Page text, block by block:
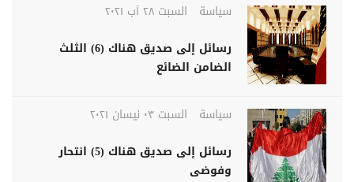
سياسة
السبت ٢٨ آب ٢٠٢١
رسائل إلى صديق هناك (6) الثلث
الضامن الضائع
سياسة
السبت ٠٣ نيسان ٢٠٢١
رسائل إلى صديق هناك (5) انتحار
وفوضى